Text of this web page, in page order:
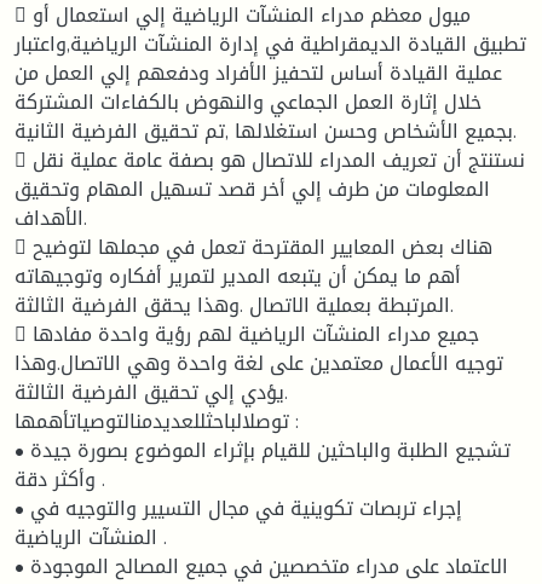
 ميول معظم مدراء المنشآت الرياضية إلي استعمال أو
تطبيق القيادة الديمقراطية في إدارة المنشآت الرياضية,واعتبار
عملية القيادة أساس لتحفيز الأفراد ودفعهم إلي العمل من
خلال إثارة العمل الجماعي والنهوض بالكفاءات المشتركة
بجميع الأشخاص وحسن استغلالها ,تم تحقيق الفرضية الثانية.
 نستنتج أن تعريف المدراء للاتصال هو بصفة عامة عملية نقل
المعلومات من طرف إلي أخر قصد تسهيل المهام وتحقيق
الأهداف.
 هناك بعض المعايير المقترحة تعمل في مجملها لتوضيح
أهم ما يمكن أن يتبعه المدير لتمرير أفكاره وتوجيهاته
المرتبطة بعملية الاتصال .وهذا يحقق الفرضية الثالثة.
 جميع مدراء المنشآت الرياضية لهم رؤية واحدة مفادها
توجيه الأعمال معتمدين على لغة واحدة وهي الاتصال.وهذا
يؤدي إلي تحقيق الفرضية الثالثة.
توصلالباحثللعديدمنالتوصياتأهمها :
• تشجيع الطلبة والباحثين للقيام بإثراء الموضوع بصورة جيدة
وأكثر دقة .
• إجراء تربصات تكوينية في مجال التسيير والتوجيه في
المنشآت الرياضية .
• الاعتماد على مدراء متخصصين في جميع المصالح الموجودة